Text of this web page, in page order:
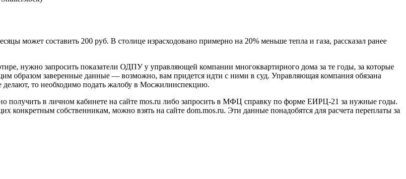
может составить 200 руб. В столице израсходовано примерно на 20% меньше тепла и газа, рассказал ранее
нужно запросить показатели ОДПУ у управляющей компании многоквартирного дома за те годы, за которые
образом заверенные данные — возможно, вам придется идти с ними в суд. Управляющая компания обязана
делают, то необходимо подать жалобу в Мосжилинспекцию.
получить в личном кабинете на сайте mos.ru либо запросить в МФЦ справку по форме ЕИРЦ-21 за нужные годы.
собственникам, можно взять на сайте dom.mos.ru. Эти данные понадобятся для расчета переплаты за